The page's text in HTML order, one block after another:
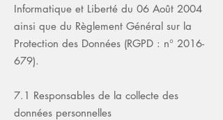
Informatique et Liberté du 06 Août 2004
ainsi que du Règlement Général sur la
Protection des Données (RGPD : n° 2016-
679).
7.1 Responsables de la collecte des
données personnelles